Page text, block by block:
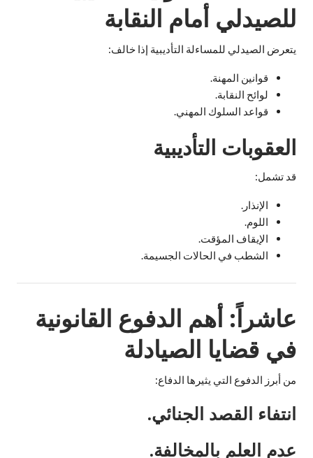
للصيدلي أمام النقابة
يتعرض الصيدلي للمساءلة التأديبية إذا خالف:
قوانين المهنة.
لوائح النقابة.
قواعد السلوك المهني.
العقوبات التأديبية
قد تشمل:
الإنذار.
اللوم.
الإيقاف المؤقت.
الشطب في الحالات الجسيمة.
عاشراً: أهم الدفوع القانونية
في قضايا الصيادلة
من أبرز الدفوع التي يثيرها الدفاع:
انتفاء القصد الجنائي.
عدم العلم بالمخالفة.